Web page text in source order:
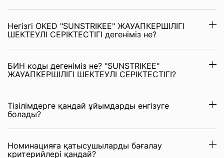
Негізгі OKED "SUNSTRIKEE" ЖАУАПКЕРШІЛІГІ
ШЕКТЕУЛІ СЕРІКТЕСТІГІ дегеніміз не?
БИН коды дегеніміз не? "SUNSTRIKEE"
ЖАУАПКЕРШІЛІГІ ШЕКТЕУЛІ СЕРІКТЕСТІГІ?
Тізілімдерге қандай ұйымдарды енгізуге
болады?
Номинацияға қатысушыларды бағалау
критерийлері қандай?